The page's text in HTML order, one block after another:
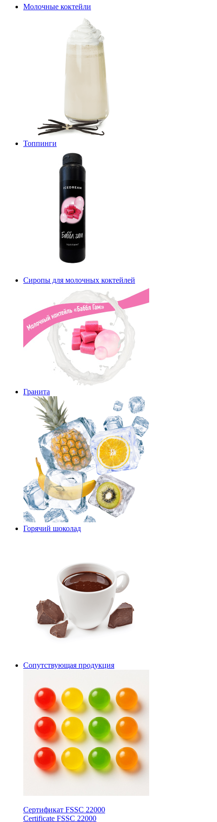
Молочные коктейли
Топпинги
Сиропы для молочных коктейлей
Гранита
Горячий шоколад
Сопутствующая продукция
Сертификат FSSC 22000
Certificate FSSC 22000